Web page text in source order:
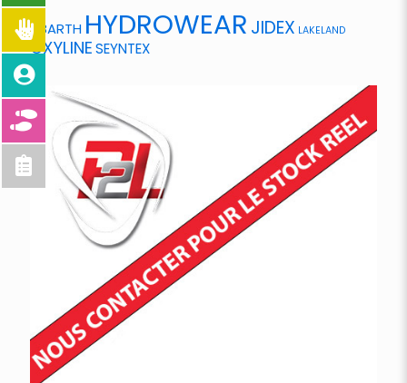
ABARTH HYDROWEAR JIDEX LAKELAND
OXYLINESEYNTEX